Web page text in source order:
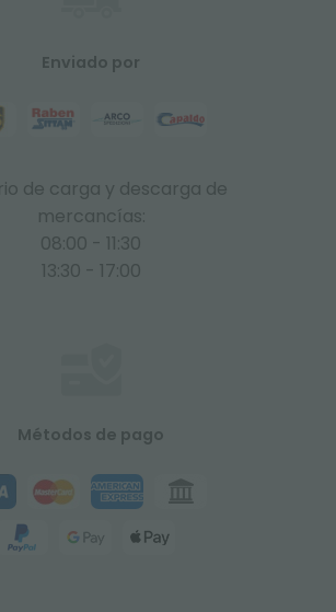
Enviado por
de carga y descarga de
mercancías:
08:00 - 11:30
13:30 - 17:00
Métodos de pago